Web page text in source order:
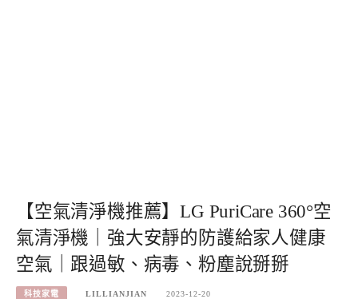
【空氣清淨機推薦】LG PuriCare 360°空
氣清淨機｜強大安靜的防護給家人健康
空氣｜跟過敏、病毒、粉塵說掰掰
科技家電 LILLIANJIAN 2023-12-20